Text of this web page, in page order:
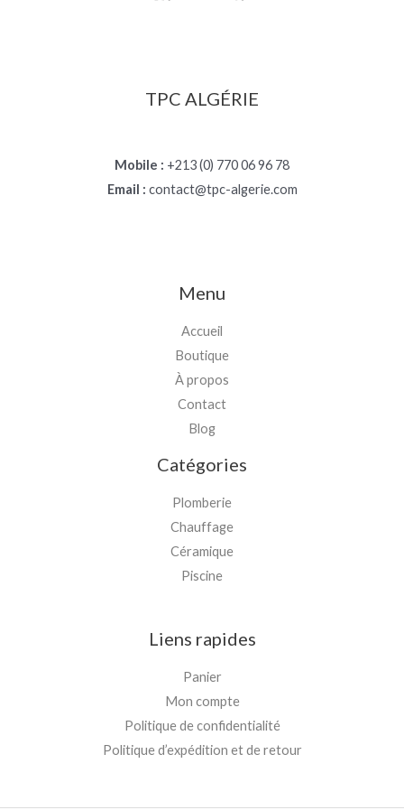
TPC ALGÉRIE
Mobile : +213 (0) 770 06 96 78
Email : contact@tpc-algerie.com
Menu
Accueil
Boutique
À propos
Contact
Blog
Catégories
Plomberie
Chauffage
Céramique
Piscine
Liens rapides
Panier
Mon compte
Politique de confidentialité
Politique d’expédition et de retour